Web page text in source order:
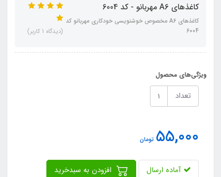
کاغذهای A6 مهربانو - کد 6004
کاغذهای A6 مخصوص خوشنویسی خودکاری مهربانو کد
6004
(دیدگاه 1 کاربر)
ویژگی‌های محصول
تعداد
55,000 تومان
آماده ارسال